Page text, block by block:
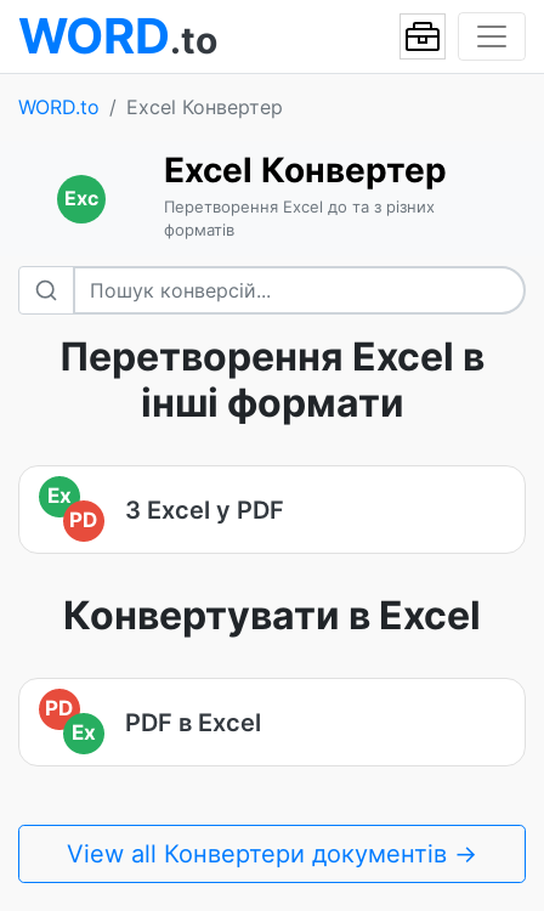
WORD.to
WORD.to Excel Конвертер
Exc
Excel Конвертер
Перетворення Excel до та з різних
форматів
Перетворення Excel в
інші формати
Ex
PD
З Excel у PDF
Конвертувати в Excel
PD
Ex
PDF в Excel
View all Конвертери документів →